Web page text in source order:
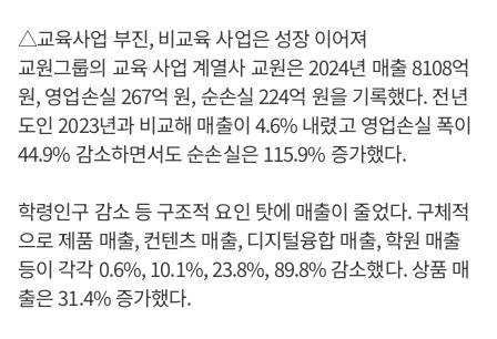
△교육사업 부진, 비교육 사업은 성장 이어져
교원그룹의 교육 사업 계열사 교원은 2024년 매출 8108억
원, 영업손실 267억 원, 순손실 224억 원을 기록했다. 전년
도인 2023년과 비교해 매출이 4.6% 내렸고 영업손실 폭이
44.9% 감소하면서도 순손실은 115.9% 증가했다.
학령인구 감소 등 구조적 요인 탓에 매출이 줄었다. 구체적
으로 제품 매출, 컨텐츠 매출, 디지털융합 매출, 학원 매출
등이 각각 0.6%, 10.1%, 23.8%, 89.8% 감소했다. 상품 매
출은 31.4% 증가했다.